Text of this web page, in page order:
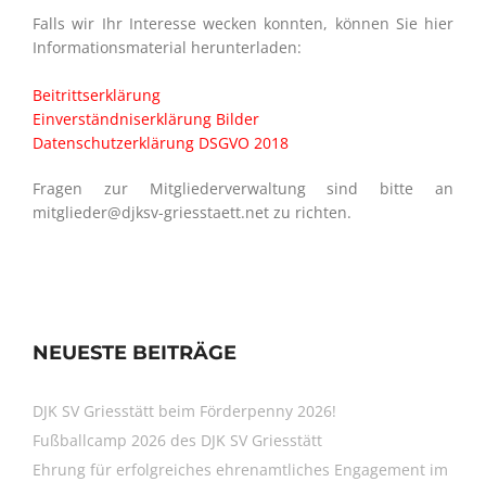
Falls wir Ihr Interesse wecken konnten, können Sie hier
Informationsmaterial herunterladen:
Beitrittserklärung
Einverständniserklärung Bilder
Datenschutzerklärung DSGVO 2018
Fragen zur Mitgliederverwaltung sind bitte an
mitglieder@djksv-griesstaett.net zu richten.
NEUESTE BEITRÄGE
DJK SV Griesstätt beim Förderpenny 2026!
Fußballcamp 2026 des DJK SV Griesstätt
Ehrung für erfolgreiches ehrenamtliches Engagement im